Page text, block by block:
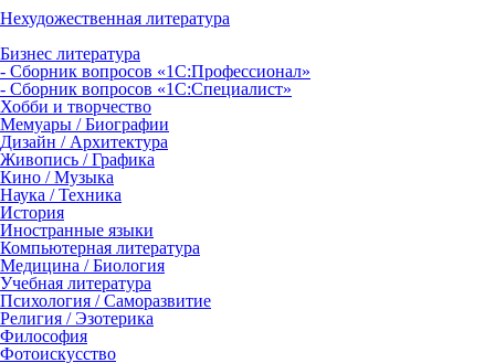
Нехудожественная литература
Бизнес литература
- Сборник вопросов «1С:Профессионал»
- Сборник вопросов «1С:Специалист»
Хобби и творчество
Мемуары / Биографии
Дизайн / Архитектура
Живопись / Графика
Кино / Музыка
Наука / Техника
История
Иностранные языки
Компьютерная литература
Медицина / Биология
Учебная литература
Психология / Саморазвитие
Религия / Эзотерика
Философия
Фотоискусство